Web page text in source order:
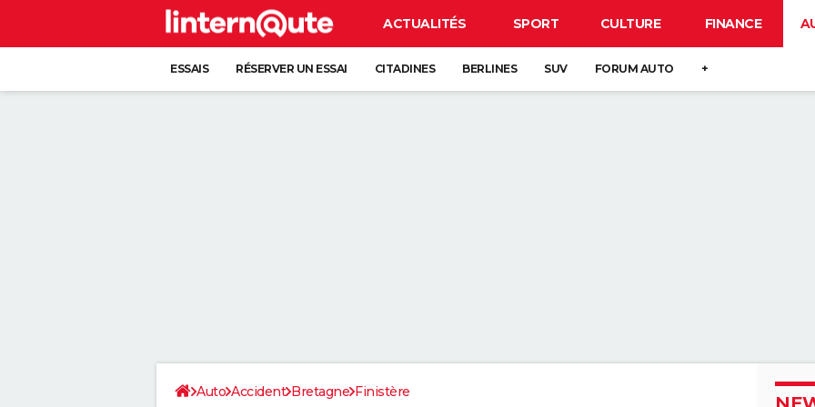
ACTUALITÉS SPORT CULTURE FINANCE
ESSAIS RÉSERVER UN ESSAI CITADINES BERLINES SUV FORUM AUTO +
Auto Accident Bretagne Finistère